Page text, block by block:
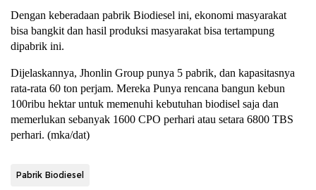
Dengan keberadaan pabrik Biodiesel ini, ekonomi masyarakat
bisa bangkit dan hasil produksi masyarakat bisa tertampung
dipabrik ini.
Dijelaskannya, Jhonlin Group punya 5 pabrik, dan kapasitasnya
rata-rata 60 ton perjam. Mereka Punya rencana bangun kebun
100ribu hektar untuk memenuhi kebutuhan biodisel saja dan
memerlukan sebanyak 1600 CPO perhari atau setara 6800 TBS
perhari. (mka/dat)
Pabrik Biodiesel